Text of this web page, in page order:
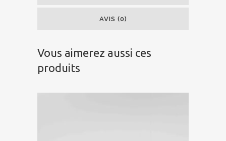
AVIS (0)
Vous aimerez aussi ces
produits